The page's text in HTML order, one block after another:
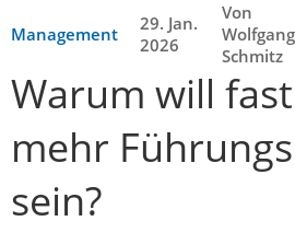
Management
29. Jan.
2026
Von
Wolfgang
Schmitz
Warum will
mehr
sein?